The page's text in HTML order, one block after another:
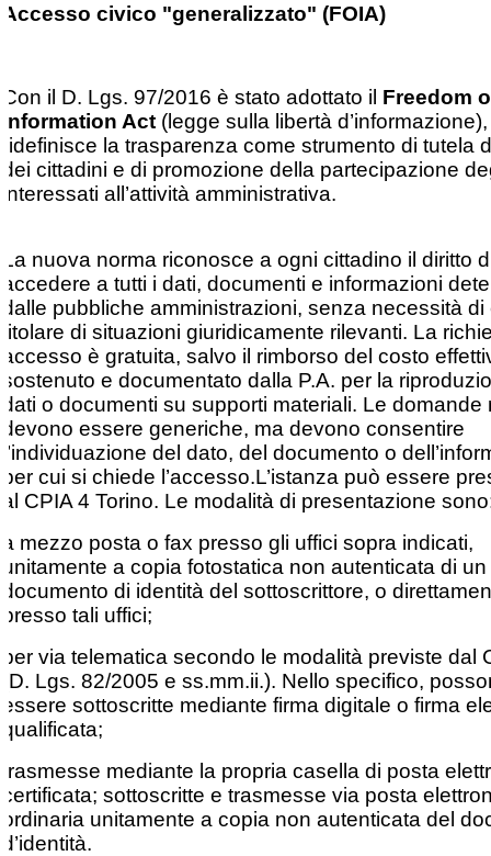
Accesso civico "generalizzato" (FOIA)
Con il D. Lgs. 97/2016 è stato adottato il Freedom
Information Act (legge sulla libertà
ridefinisce la trasparenza come strumento di tutela
dei cittadini e di promozione della partecipazione
interessati all’attività amministrativa.
La nuova norma riconosce a ogni cittadino il diritto
accedere a tutti i dati, documenti e informazioni
dalle pubbliche amministrazioni, senza necessità di
titolare di situazioni giuridicamente rilevanti. La
accesso è gratuita, salvo il rimborso del costo
sostenuto e documentato dalla P.A. per la
dati o documenti su supporti materiali. Le domande
devono essere generiche, ma devono consentire
l’individuazione del dato, del documento o
per cui si chiede l’accesso.L’istanza può essere
al CPIA 4 Torino. Le modalità di presentazione
a mezzo posta o fax presso gli uffici sopra indicati,
unitamente a copia fotostatica non autenticata di un
documento di identità del sottoscrittore, o
presso tali uffici;
per via telematica secondo le modalità previste dal
(D. Lgs. 82/2005 e ss.mm.ii.). Nello specifico,
essere sottoscritte mediante firma digitale o firma
qualificata;
trasmesse mediante la propria casella di posta
certificata; sottoscritte e trasmesse via posta
ordinaria unitamente a copia non autenticata del
d’identità.